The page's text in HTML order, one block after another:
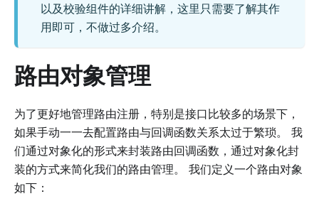
以及校验组件的详细讲解，这里只需要了解其作
用即可，不做过多介绍。
路由对象管理
为了更好地管理路由注册，特别是接口比较多的场景下，
如果手动一一去配置路由与回调函数关系太过于繁琐。 我
们通过对象化的形式来封装路由回调函数，通过对象化封
装的方式来简化我们的路由管理。 我们定义一个路由对象
如下：